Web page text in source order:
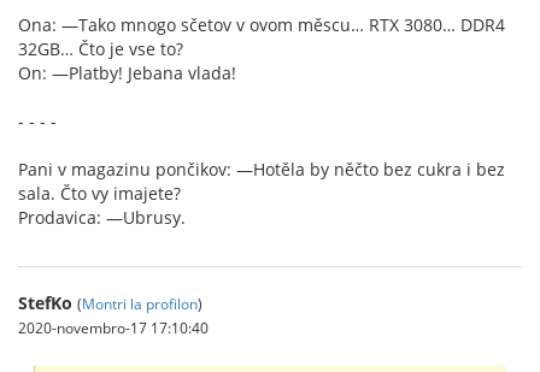
Ona: —Tako mnogo sčetov v ovom měscu… RTX 3080… DDR4
32GB… Čto je vse to?
On: —Platby! Jebana vlada!
- - - -
Pani v magazinu pončikov: —Hotěla by něčto bez cukra i bez
sala. Čto vy imajete?
Prodavica: —Ubrusy.
StefKo (Montri la profilon)
2020-novembro-17 17:10:40